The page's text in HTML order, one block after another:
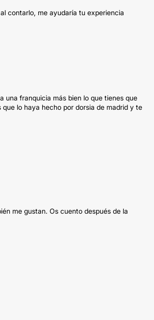
contarlo, me ayudaría tu experiencia
una franquicia más bien lo que tienes que
lo haya hecho por dorsia de madrid y te
me gustan. Os cuento después de la